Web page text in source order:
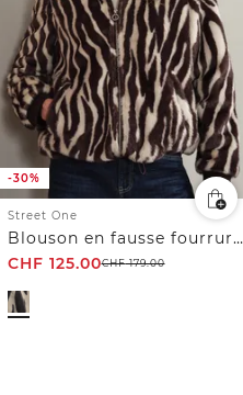
-30%
Street One
Blouson en fausse fourrure zébrée
CHF 125.00CHF179.00